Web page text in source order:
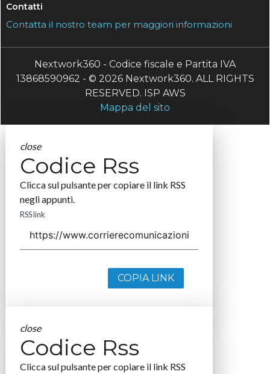
Contatti
Contatta il nostro team per maggiori informazioni
Nextwork360 - Codice fiscale e Partita IVA
13868590962 - © 2026 Nextwork360. ALL RIGHTS
RESERVED. ISP AWS
Mappa del sito
close
Codice Rss
Clicca sul pulsante per copiare il link RSS
negli appunti.
RSS link
COPIA LINK
close
Codice Rss
Clicca sul pulsante per copiare il link RSS